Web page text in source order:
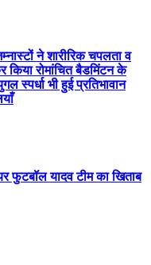
ने शारीरिक चपलता व
रोमांचित बैडमिंटन के
स्पर्धा भी हुई प्रतिभावान
फुटबॉल यादव टीम का खिताब